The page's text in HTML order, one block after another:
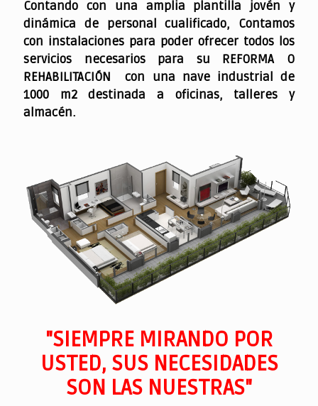
Contando con una amplia plantilla jovén y
dinámica de personal cualificado, Contamos
con instalaciones para poder ofrecer todos los
servicios necesarios para su REFORMA O
REHABILITACIÓN con una nave industrial de
1000 m2 destinada a oficinas, talleres y
almacén.
"SIEMPRE MIRANDO POR
USTED, SUS NECESIDADES
SON LAS NUESTRAS"